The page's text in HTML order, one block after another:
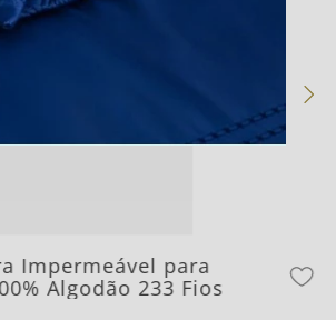
Impermeável para
Algodão 233 Fios